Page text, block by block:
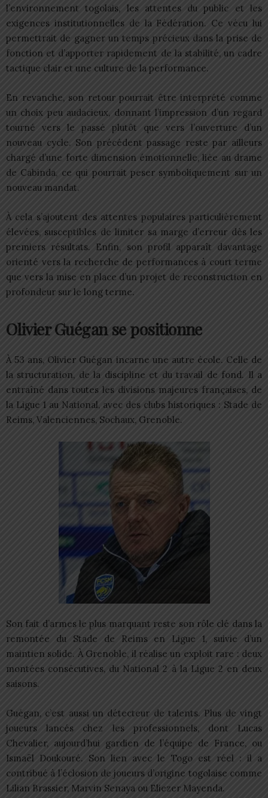
l’environnement togolais, les attentes du public et les
exigences institutionnelles de la Fédération. Ce vécu lui
permettrait de gagner un temps précieux dans la prise de
fonction et d’apporter rapidement de la stabilité, un cadre
tactique clair et une culture de la performance.
En revanche, son retour pourrait être interprété comme
un choix peu audacieux, donnant l’impression d’un regard
tourné vers le passé plutôt que vers l’ouverture d’un
nouveau cycle. Son précédent passage reste par ailleurs
chargé d’une forte dimension émotionnelle, liée au drame
de Cabinda, ce qui pourrait peser symboliquement sur un
nouveau mandat.
À cela s’ajoutent des attentes populaires particulièrement
élevées, susceptibles de limiter sa marge d’erreur dès les
premiers résultats. Enfin, son profil apparaît davantage
orienté vers la recherche de performances à court terme
que vers la mise en place d’un projet de reconstruction en
profondeur sur le long terme.
Olivier Guégan se positionne
À 53 ans, Olivier Guégan incarne une autre école. Celle de
la structuration, de la discipline et du travail de fond. Il a
entraîné dans toutes les divisions majeures françaises, de
la Ligue 1 au National, avec des clubs historiques : Stade de
Reims, Valenciennes, Sochaux, Grenoble.
Son fait d’armes le plus marquant reste son rôle clé dans la
remontée du Stade de Reims en Ligue 1, suivie d’un
maintien solide. À Grenoble, il réalise un exploit rare : deux
montées consécutives, du National 2 à la Ligue 2 en deux
saisons.
Guégan, c’est aussi un détecteur de talents. Plus de vingt
joueurs lancés chez les professionnels, dont Lucas
Chevalier, aujourd’hui gardien de l’équipe de France, ou
Ismaël Doukouré. Son lien avec le Togo est réel : il a
contribué à l’éclosion de joueurs d’origine togolaise comme
Lilian Brassier, Marvin Senaya ou Eliezer Mayenda.